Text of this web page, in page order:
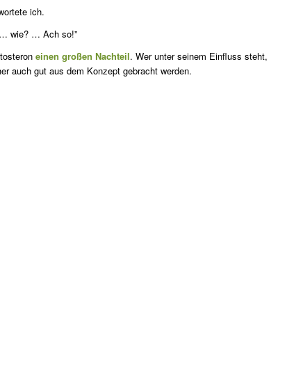
ich.
wie? … Ach so!”
einen großen Nachteil. Wer unter seinem Einfluss steht,
auch gut aus dem Konzept gebracht werden.